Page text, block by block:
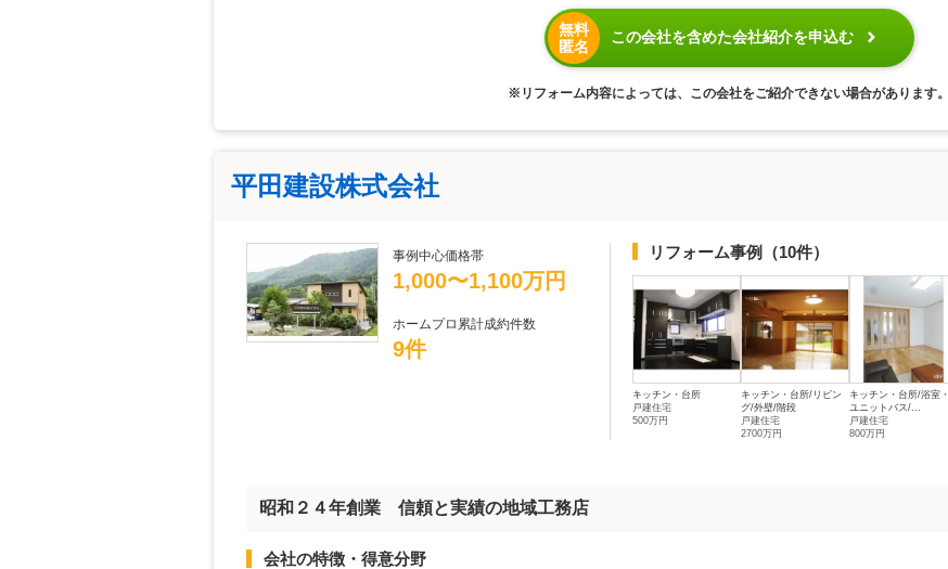
無料
匿名
この会社を含めた会社紹介を申込む
※リフォーム内容によっては、この会社をご紹介できない場合があります。
平田建設株式会社
事例中心価格帯
1,000〜1,100万円
ホームプロ累計成約件数
9件
リフォーム事例 （10件）
キッチン・台所
戸建住宅
500万円
キッチン・台所/リビン
グ/外壁/階段
戸建住宅
2700万円
キッチン・台所/浴室・
ユニットバス/...
戸建住宅
800万円
昭和２４年創業 信頼と実績の地域工務店
会社の特徴・得意分野